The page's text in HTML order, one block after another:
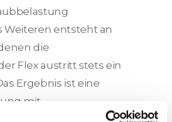
Weiteren entsteht an
die
Flex austritt stets ein
Ergebnis ist eine
mit
Qualität und ein hoher